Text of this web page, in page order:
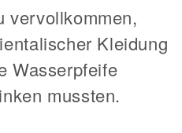
vervollkommen,
Kleidung
Wasserpfeife
mussten.